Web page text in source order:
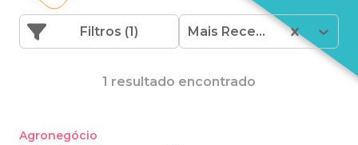
Filtros (1) Mais Recentes
1 resultado encontrado
Agronegócio